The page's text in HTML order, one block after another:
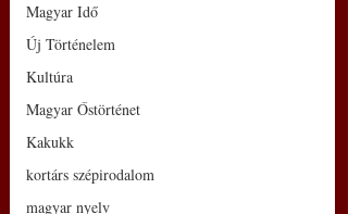
Magyar Idő
Új Történelem
Kultúra
Magyar Őstörténet
Kakukk
kortárs szépirodalom
magyar nyelv